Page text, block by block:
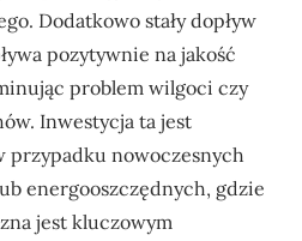
Dodatkowo stały dopływ
pozytywnie na jakość
problem wilgoci czy
Inwestycja ta jest
przypadku nowoczesnych
energooszczędnych, gdzie
jest kluczowym